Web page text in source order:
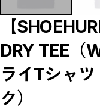
【
DRY TEE（
ライTシャ
ク）